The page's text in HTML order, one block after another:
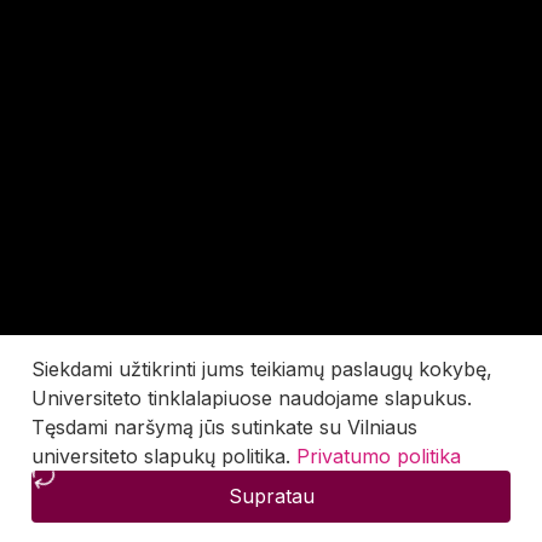
Siekdami užtikrinti jums teikiamų paslaugų kokybę,
Universiteto tinklalapiuose naudojame slapukus.
Tęsdami naršymą jūs sutinkate su Vilniaus
universiteto slapukų politika. Privatumo politika
Supratau